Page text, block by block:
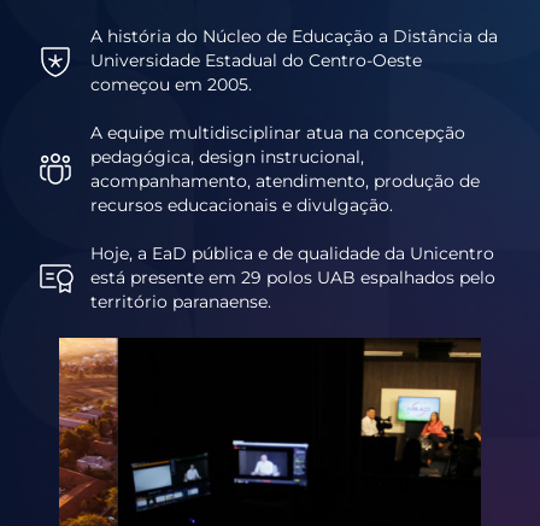
A história do Núcleo de Educação a Distância da
Universidade Estadual do Centro-Oeste
começou em 2005.
A equipe multidisciplinar atua na concepção
pedagógica, design instrucional,
acompanhamento, atendimento, produção de
recursos educacionais e divulgação.
Hoje, a EaD pública e de qualidade da Unicentro
está presente em 29 polos UAB espalhados pelo
território paranaense.